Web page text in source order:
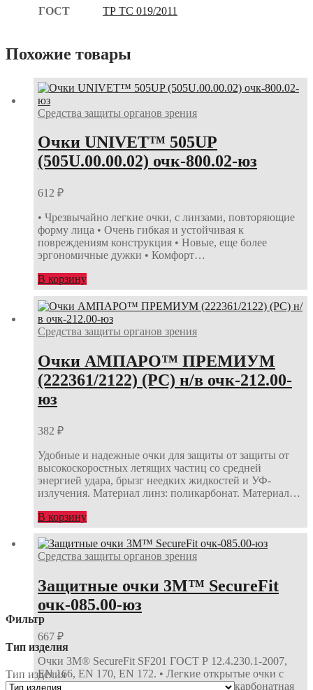
ГОСТ ТР ТС 019/2011
Похожие товары
Средства защиты органов зрения
Очки UNIVET™ 505UP
(505U.00.00.02) очк-800.02-юз
612 ₽
• Чрезвычайно легкие очки, с линзами, повторяющие
форму лица • Очень гибкая и устойчивая к
повреждениям конструкция • Новые, еще более
эргономичные дужки • Комфорт…
В корзину
Средства защиты органов зрения
Очки АМПАРО™ ПРЕМИУМ
(222361/2122) (РС) н/в очк-212.00-
юз
382 ₽
Удобные и надежные очки для защиты от защиты от
высокоскоростных летящих частиц со средней
энергией удара, брызг неедких жидкостей и УФ-
излучения. Материал линз: поликарбонат. Материал…
В корзину
Средства защиты органов зрения
Защитные очки 3М™ SecureFit
очк-085.00-юз
667 ₽
Очки 3М® SecureFit SF201 ГОСТ Р 12.4.230.1-2007,
EN 166, EN 170, EN 172. • Легкие открытые очки с
боковой защитой. • Высокопрочная поликарбонатная
Фильтр
Тип изделия
Тип изделия